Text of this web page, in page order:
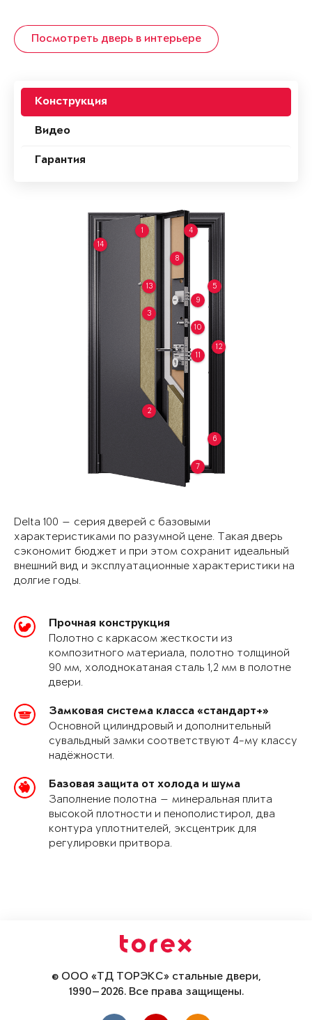
Посмотреть дверь в интерьере
Конструкция
Видео
Гарантия
1
2
3
4
5
6
7
8
9
10
11
12
13
14
Delta 100 — серия дверей с базовыми
характеристиками по разумной цене. Такая дверь
сэкономит бюджет и при этом сохранит идеальный
внешний вид и эксплуатационные характеристики на
долгие годы.
Прочная конструкция
Полотно с каркасом жесткости из
композитного материала, полотно толщиной
90 мм, холоднокатаная сталь 1,2 мм в полотне
двери.
Замковая система класса «стандарт+»
Основной цилиндровый и дополнительный
сувальдный замки соответствуют 4-му классу
надёжности.
Базовая защита от холода и шума
Заполнение полотна — минеральная плита
высокой плотности и пенополистирол, два
контура уплотнителей, эксцентрик для
регулировки притвора.
© ООО «ТД ТОРЭКС» стальные двери,
1990—2026. Все права защищены.